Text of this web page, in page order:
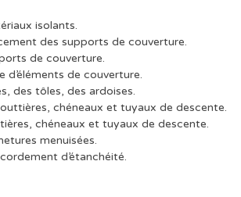
isolants.
des supports de couverture.
de couverture.
d’éléments de couverture.
des tôles, des ardoises.
chéneaux et tuyaux de descente.
chéneaux et tuyaux de descente.
menuisées.
d’étanchéité.